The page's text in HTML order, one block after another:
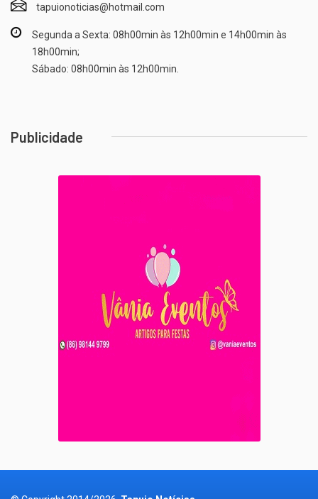
tapuionoticias@hotmail.com
Segunda a Sexta: 08h00min às 12h00min e 14h00min às
18h00min;
Sábado: 08h00min às 12h00min.
Publicidade